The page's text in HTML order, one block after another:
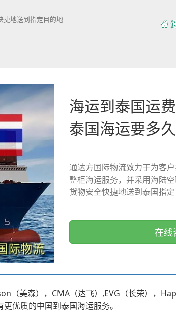
捷地送到指定目的地
海运到泰国运
泰国海运要多久
通达方国际物流致力于为客
整柜海运服务，并采用海陆
货物安全快捷地送到泰国指
在线
（美森），CMA（达飞）,EVG（长荣），
优质的中国到泰国海运服务。